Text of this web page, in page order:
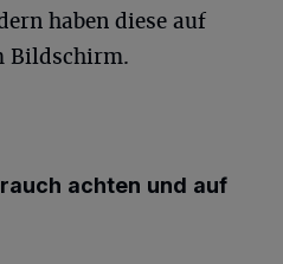
haben diese auf
Bildschirm.
achten und auf